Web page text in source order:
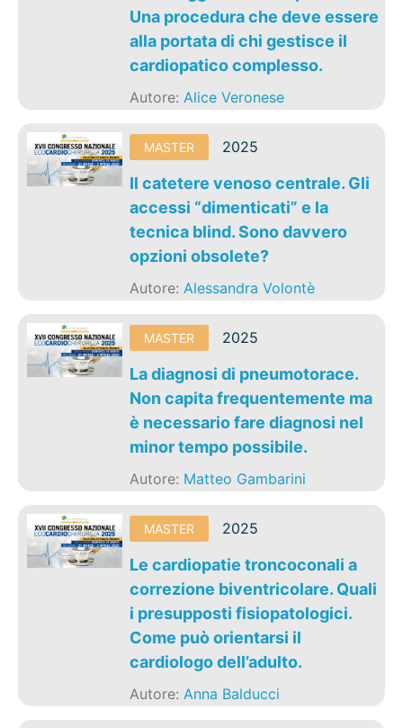
Una procedura che deve essere
alla portata di chi gestisce il
cardiopatico complesso.
Autore:Alice Veronese
MASTER 2025
Il catetere venoso centrale. Gli
accessi “dimenticati” e la
tecnica blind. Sono davvero
opzioni obsolete?
Autore:Alessandra Volontè
MASTER 2025
La diagnosi di pneumotorace.
Non capita frequentemente ma
è necessario fare diagnosi nel
minor tempo possibile.
Autore: Matteo Gambarini
MASTER 2025
Le cardiopatie troncoconali a
correzione biventricolare. Quali
i presupposti fisiopatologici.
Come può orientarsi il
cardiologo dell’adulto.
Autore:Anna Balducci